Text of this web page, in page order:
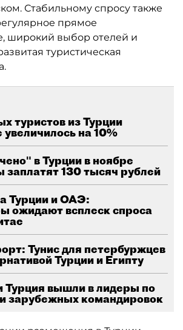
Стабильному спросу также
прямое
широкий выбор отелей и
туристическая
туристов из Турции
увеличилось на 10%
в Турции в ноябре
заплатят 130 тысяч рублей
Турции и ОАЭ:
ожидают всплеск спроса
Тунис для петербуржцев
Турции и Египту
вышли в лидеры по
зарубежных командировок